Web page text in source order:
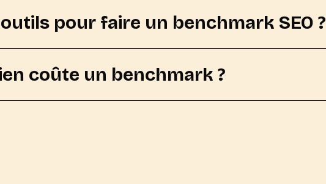
pour faire un benchmark SEO ?
coûte un benchmark ?